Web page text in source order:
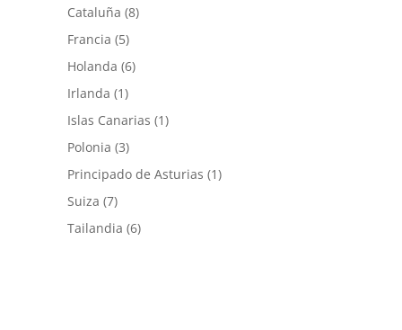
Cataluña (8)
Francia (5)
Holanda (6)
Irlanda (1)
Islas Canarias (1)
Polonia (3)
Principado de Asturias (1)
Suiza (7)
Tailandia (6)